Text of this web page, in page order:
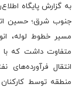
به گزارش پایگاه
جنوب شرق؛ حسین
مسیر خطوط لوله،
متفاوت داشت که با
انتقال
منطقه توسط